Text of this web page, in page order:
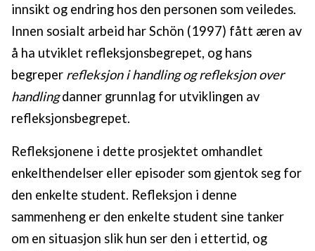
innsikt og endring hos den personen som veiledes.
Innen sosialt arbeid har Schön (1997) fått æren av
å ha utviklet refleksjonsbegrepet, og hans
begreper refleksjon i handling og refleksjon over
handlingdanner grunnlag for utviklingen av
refleksjonsbegrepet.
Refleksjonene i dette prosjektet omhandlet
enkelthendelser eller episoder som gjentok seg for
den enkelte student. Refleksjon i denne
sammenheng er den enkelte student sine tanker
om en situasjon slik hun ser den i ettertid, og